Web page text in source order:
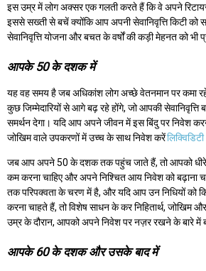
इस उम्र में लोग अक्सर एक गलती करते हैं कि वे अपने
इससे सख्ती से बचें क्योंकि आप अपनी सेवानिवृत्ति किटी
सेवानिवृत्ति योजना और बचत के वर्षों की कड़ी मेहनत को भी
आपके 50 के दशक में
यह वह समय है जब अधिकांश लोग अच्छे वेतनमान पर कमा रहे
कुछ जिम्मेदारियों से आगे बढ़ रहे होंगे, जो आपकी
समर्थन देगा। यदि आप अपने जीवन में इस बिंदु पर निवेश
जोखिम वाले उपकरणों में उच्च के साथ निवेश करेंलिक्विडिटी
जब आप अपने 50 के दशक तक पहुंच जाते हैं, तो आपको
कम करना चाहिए और अपने निश्चित आय निवेश को बढ़ाना
तक परिपक्वता के चरण में है, और यदि आप उन निधियों को
करना चाहते हैं, तो विशेष साधन के कर निहितार्थ, जोखिम
उम्र के दौरान, आपको अपने निवेश पर नज़र रखने के बारे में
आपके 60 के दशक और उसके बाद में